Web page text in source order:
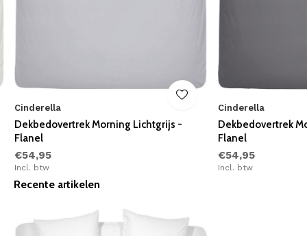
Cinderella
Dekbedovertrek Morning Lichtgrijs -
Flanel
€54,95
Incl. btw
Cinderella
Dekbedovertrek
Flanel
€54,95
Incl. btw
Recente artikelen